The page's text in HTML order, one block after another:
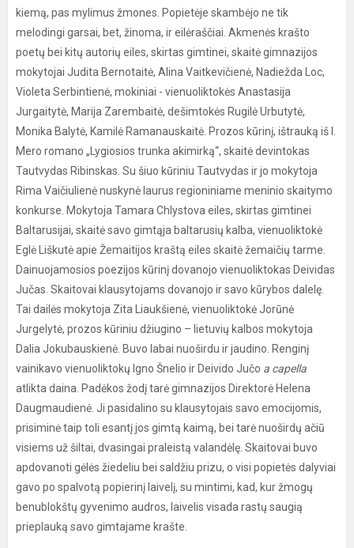
kiemą, pas mylimus žmones. Popietėje skambėjo ne tik
melodingi garsai, bet, žinoma, ir eilėraščiai. Akmenės krašto
poetų bei kitų autorių eiles, skirtas gimtinei, skaitė gimnazijos
mokytojai Judita Bernotaitė, Alina Vaitkevičienė, Nadiežda Loc,
Violeta Serbintienė, mokiniai - vienuoliktokės Anastasija
Jurgaitytė, Marija Zarembaitė, dešimtokės Rugilė Urbutytė,
Monika Balytė, Kamilė Ramanauskaitė. Prozos kūrinį, ištrauką iš I.
Mero romano „Lygiosios trunka akimirką“, skaitė devintokas
Tautvydas Ribinskas. Su šiuo kūriniu Tautvydas ir jo mokytoja
Rima Vaičiulienėnuskynė laurus regioniniame meninio skaitymo
konkurse. Mokytoja Tamara Chlystova eiles, skirtas gimtinei
Baltarusijai, skaitė savo gimtąja baltarusių kalba, vienuoliktokė
Eglė Liškutė apie Žemaitijos kraštą eiles skaitė žemaičių tarme.
Dainuojamosios poezijos kūrinį dovanojo vienuoliktokas Deividas
Jučas. Skaitovai klausytojams dovanojo ir savo kūrybos dalelę.
Tai dailės mokytoja Zita Liaukšienė, vienuoliktokė Jorūnė
Jurgelytė, prozos kūriniu džiugino – lietuvių kalbos mokytoja
Dalia Jokubauskienė. Buvo labai nuoširdu ir jaudino. Renginį
vainikavo vienuoliktokų Igno Šnelio ir Deivido Jučo a capella
atlikta daina. Padėkos žodį tarė gimnazijos Direktorė Helena
Daugmaudienė. Ji pasidalino su klausytojais savo emocijomis,
prisiminė taip toli esantį jos gimtą kaimą, bei tarė nuoširdų ačiū
visiems už šiltai, dvasingai praleistą valandėlę. Skaitovai buvo
apdovanoti gėlės žiedeliu bei saldžiu prizu, o visi popietės dalyviai
gavo po spalvotą popierinį laivelį, su mintimi, kad, kur žmogų
benublokštų gyvenimo audros, laivelis visada rastų saugią
prieplauką savo gimtajame krašte.